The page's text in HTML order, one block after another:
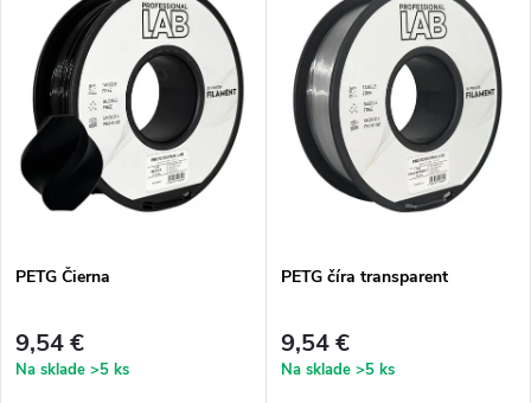
k
o
o
v
PETG Čierna
9,54 €
Na sklade >5 ks
PETG číra transparent
9,54 €
Na sklade >5 ks